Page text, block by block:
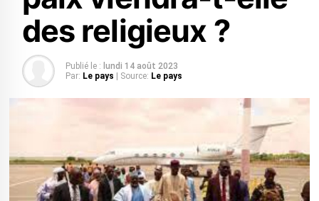
des religieux ?
Publié le : lundi 14 août 2023
Par: Le pays | Source: Le pays